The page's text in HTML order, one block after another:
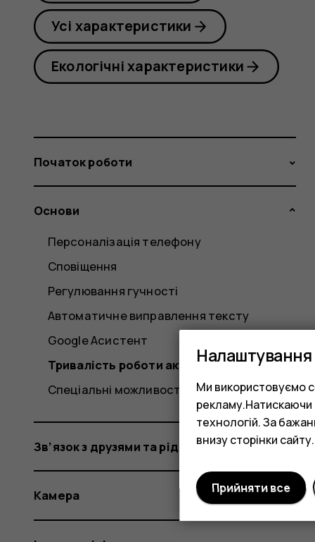
Усі характеристики
Екологічні характеристики
Початок роботи
Основи
Персоналізація телефону
Сповіщення
Регулювання гучності
Автоматичне виправлення тексту
Google Асистент
Тривалість роботи акумулятора
Спеціальні можливості
Зв’язок з друзями та рідними
Камера
Ми використовуємо
рекламу.Натискаючи
технологій. За
внизу сторінки
Прийняти все